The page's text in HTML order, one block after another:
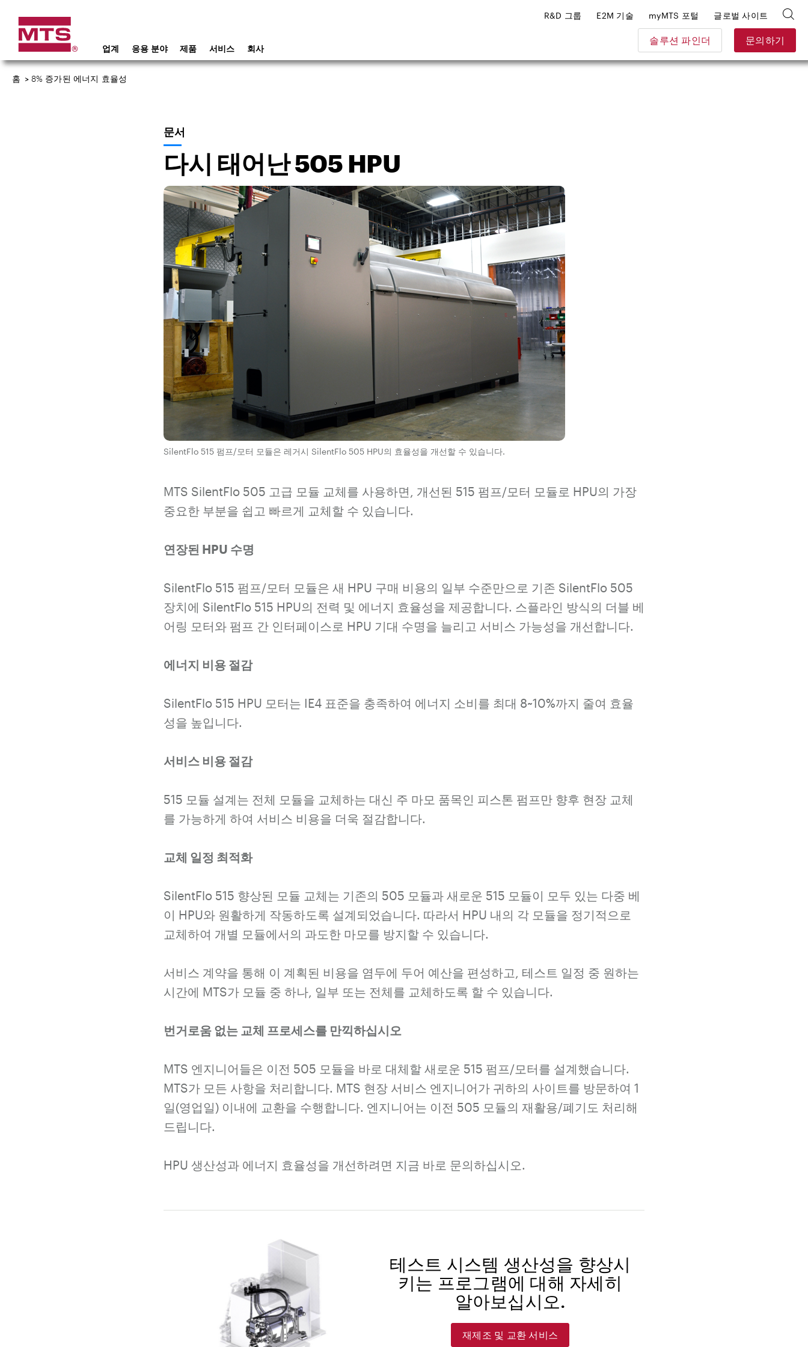
업계 응용 분야 제품 서비스 회사
솔루션 파인더 문의하기
R&D 그룹 E2M 기술 myMTS 포털 글로벌 사이트
홈 > 8% 증가된 에너지 효율성
문서
다시 태어난 505 HPU
SilentFlo 515 펌프/모터 모듈은 레거시 SilentFlo 505 HPU의 효율성을 개선할 수 있습니다.
MTS SilentFlo 505 고급 모듈 교체를 사용하면, 개선된 515 펌프/모터 모듈로 HPU의 가장
중요한 부분을 쉽고 빠르게 교체할 수 있습니다.
연장된 HPU 수명
SilentFlo 515 펌프/모터 모듈은 새 HPU 구매 비용의 일부 수준만으로 기존 SilentFlo 505
장치에 SilentFlo 515 HPU의 전력 및 에너지 효율성을 제공합니다. 스플라인 방식의 더블 베
어링 모터와 펌프 간 인터페이스로 HPU 기대 수명을 늘리고 서비스 가능성을 개선합니다.
에너지 비용 절감
SilentFlo 515 HPU 모터는 IE4 표준을 충족하여 에너지 소비를 최대 8~10%까지 줄여 효율
성을 높입니다.
서비스 비용 절감
515 모듈 설계는 전체 모듈을 교체하는 대신 주 마모 품목인 피스톤 펌프만 향후 현장 교체
를 가능하게 하여 서비스 비용을 더욱 절감합니다.
교체 일정 최적화
SilentFlo 515 향상된 모듈 교체는 기존의 505 모듈과 새로운 515 모듈이 모두 있는 다중 베
이 HPU와 원활하게 작동하도록 설계되었습니다. 따라서 HPU 내의 각 모듈을 정기적으로
교체하여 개별 모듈에서의 과도한 마모를 방지할 수 있습니다.
서비스 계약을 통해 이 계획된 비용을 염두에 두어 예산을 편성하고, 테스트 일정 중 원하는
시간에 MTS가 모듈 중 하나, 일부 또는 전체를 교체하도록 할 수 있습니다.
번거로움 없는 교체 프로세스를 만끽하십시오
MTS 엔지니어들은 이전 505 모듈을 바로 대체할 새로운 515 펌프/모터를 설계했습니다.
MTS가 모든 사항을 처리합니다. MTS 현장 서비스 엔지니어가 귀하의 사이트를 방문하여 1
일(영업일) 이내에 교환을 수행합니다. 엔지니어는 이전 505 모듈의 재활용/폐기도 처리해
드립니다.
HPU 생산성과 에너지 효율성을 개선하려면 지금 바로 문의하십시오.
테스트 시스템 생산성을 향상시
키는 프로그램에 대해 자세히
알아보십시오.
재제조 및 교환 서비스